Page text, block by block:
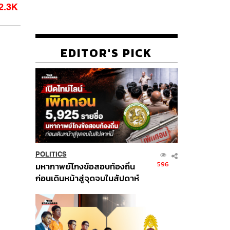
EDITOR'S PICK
POLITICS
มหากาพย์โกงข้อสอบท้องถิ่น
ก่อนเดินหน้าสู่จุดจบในสัปดาห์
596